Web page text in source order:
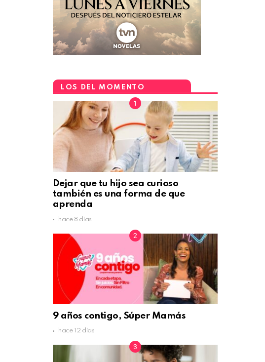
LOS DEL MOMENTO
Dejar que tu hijo sea curioso
también es una forma de que
aprenda
hace 8 días
9 años contigo, Súper Mamás
hace 12 días